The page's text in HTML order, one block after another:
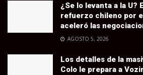
¿Se lo levanta a la U?
refuerzo chileno por
aceleró las
AGOSTO 5, 2026
Los detalles de la
Colo le prepara a